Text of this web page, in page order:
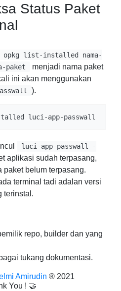
Status Paket
opkg list-installed nama-
paket
menjadi nama paket
ini akan menggunakan
).
luci-app-passwall -
aplikasi sudah terpasang,
paket belum terpasang.
terminal tadi adalan versi
terinstal.
repo, builder dan yang
tukang dokumentasi.
Amirudin ® 2021
You ! 🤝